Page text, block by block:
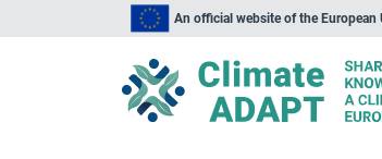
An official website of the